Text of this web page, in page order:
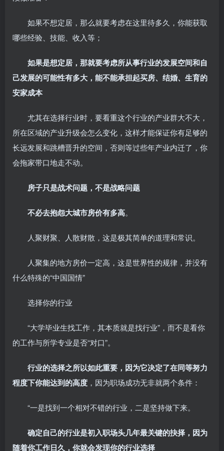
如果不想定居，那么就要考虑在这里待多久，你能获取
哪些经验、技能、收入等；
如果是想定居，那就要考虑所从事行业的发展空间和自
己发展的可能性有多大，能不能承担起买房、结婚、生育的
安家成本
尤其在选择行业时，要看重这个行业的产业群大不大，
所在区域的产业升级会怎么变化，这样才能保证你有足够的
长远发展和跳槽晋升的空间，否则等过些年产业内迁了，你
会拖家带口地走不动。
房子只是战术问题，不是战略问题
不必去抱怨大城市房价有多高。
人聚财聚、人散财散，这是极其简单的道理和常识。
人聚集的地方房价一定高，这是世界性的规律，并没有
什么特殊的“中国国情”
选择你的行业
“大学毕业生找工作，其本质就是找行业”，而不是看你
的工作与所学专业是否“对口”。
行业的选择之所以如此重要，因为它决定了在同等努力
程度下你能达到的高度 ，因为职场成功无非就两个条件：
“一是找到一个相对不错的行业，二是坚持做下来。
确定自己的行业是初入职场头几年最关键的抉择，因为
随着你工作日久，你就会发现你的行业选择